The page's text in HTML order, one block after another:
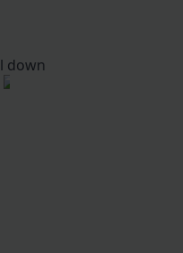
down